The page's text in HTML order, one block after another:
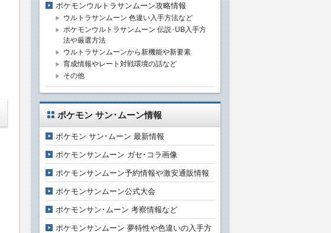
ポケモンウルトラサンムーン攻略情報
ウルトラサンムーン 色違い入手方法など
ポケモンウルトラサンムーン 伝説･UB入手方
法や厳選方法
ウルトラサンムーンから新機能や新要素
育成情報やレート対戦環境の話など
その他
ポケモン サン･ムーン情報
ポケモン サン･ムーン 最新情報
ポケモンサンムーン ガセ･コラ画像
ポケモンサンムーン予約情報や激安通販情報
ポケモンサンムーン公式大会
ポケモンサン･ムーン 考察情報など
ポケモンサンムーン 夢特性や色違いの入手方